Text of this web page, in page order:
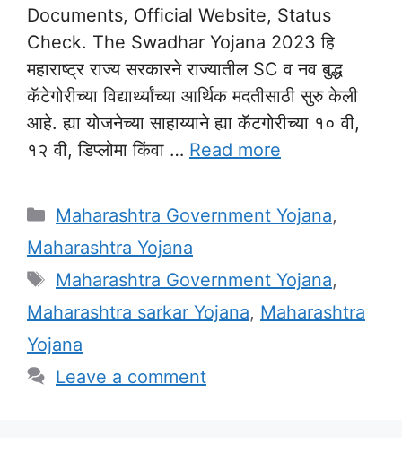
Documents, Official Website, Status
Check. The Swadhar Yojana 2023 हि
महाराष्ट्र राज्य सरकारने राज्यातील SC व नव बुद्ध
कॅटेगोरीच्या विद्यार्थ्यांच्या आर्थिक मदतीसाठी सुरु केली
आहे. ह्या योजनेच्या साहाय्याने ह्या कॅटगोरीच्या १० वी,
१२ वी, डिप्लोमा किंवा … Read more
Categories
Maharashtra Government Yojana,
Maharashtra Yojana
Tags
Maharashtra Government Yojana,
Maharashtra sarkar Yojana, Maharashtra
Yojana
Leave a comment